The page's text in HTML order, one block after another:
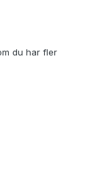
du har fler